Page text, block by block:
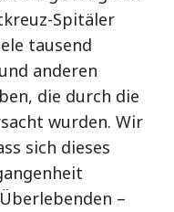
Spitäler
tausend
anderen
die durch die
wurden. Wir
sich dieses
–